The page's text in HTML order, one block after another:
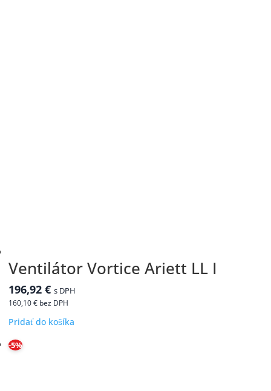
Ventilátor Vortice Ariett LL I
196,92 € s DPH
160,10€ bez DPH
Pridať do košíka
-5%